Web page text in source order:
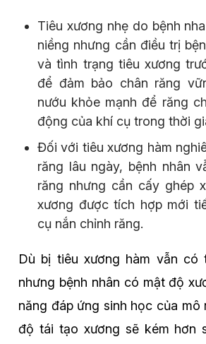
Tiêu xương nhẹ do bệnh
niềng nhưng cần điều trị
và tình trạng tiêu xương
để đảm bảo chân răng
nướu khỏe mạnh để răng
động của khí cụ trong thời
Đối với tiêu xương hàm
răng lâu ngày, bệnh nhân
răng nhưng cần cấy ghép
xương được tích hợp mới
cụ nắn chỉnh răng.
Dù bị tiêu xương hàm vẫn có
nhưng bệnh nhân có mật độ
năng đáp ứng sinh học của mô
độ tái tạo xương sẽ kém hơn